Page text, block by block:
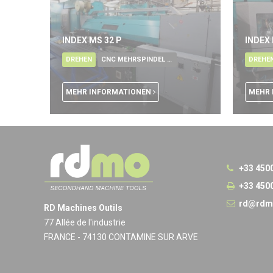
INDEX MS 32 P
DREHEN CNC MEHRSPINDEL DREHAUTOMAT
MEHR INFORMATIONEN
DREHEN
MEHR
RD Machines Outils
77 Allée de l'industrie
FRANCE - 74130 CONTAMINE SUR ARVE
+33
+33